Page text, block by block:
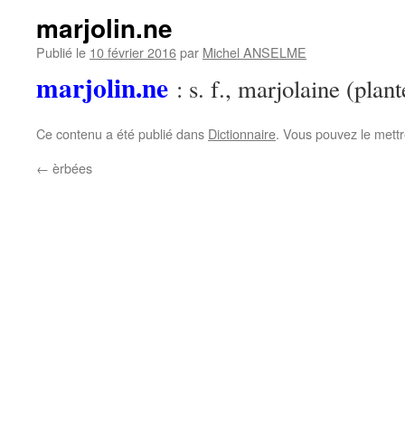
marjolin.ne
Publié le 10 février 2016par Michel ANSELME
marjolin.ne : s. f., marjolaine
Ce contenu a été publié dans Dictionnaire. Vous pouvez le
← èrbées